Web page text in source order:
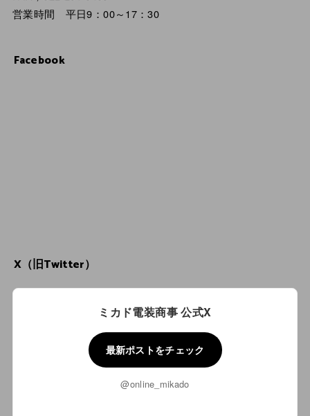
営業時間 平日9：00～17：30
Facebook
X（旧Twitter）
ミカド電装商事 公式X
最新ポストをチェック
@online_mikado